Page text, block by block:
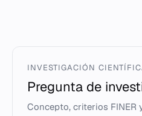
INVESTIGACIÓN
Pregunta de
Concepto, criterios FINER